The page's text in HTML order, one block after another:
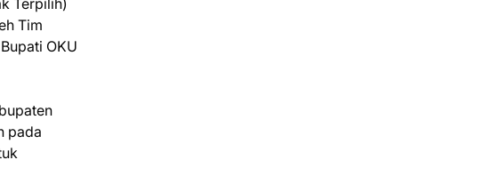
Tim
OKU
pada